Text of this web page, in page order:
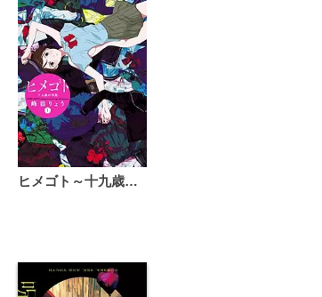
ヒメゴト～十九歳の制服～